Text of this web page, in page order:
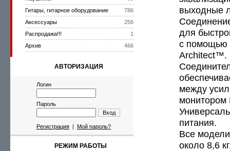
786
Гитары, гитарное оборудование
256
Аксессуары
1
Распродажа!!!
466
Архив
АВТОРИЗАЦИЯ
Логин
Пароль
Вход
Регистрация | Мой пароль?
РЕЖИМ РАБОТЫ
выходные
для
с помощью
Architect™.
между
монитором
питания.
Все
около 8,6